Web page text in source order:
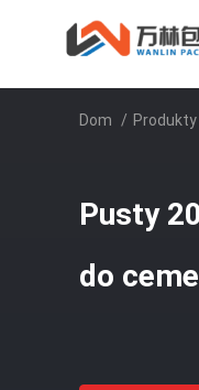
Dom / Produkty
Pusty
do